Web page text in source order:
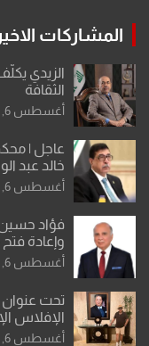
المشاركات
الزيدي
الثقافة
أغسطس 6, 2026
عاجل |
خالد عبد
أغسطس 6, 2026
فؤاد حسين
وإعادة
تحولات
أغسطس 6, 2026
تحت
الإفلاس
الشكرجي
أغسطس 6, 2026